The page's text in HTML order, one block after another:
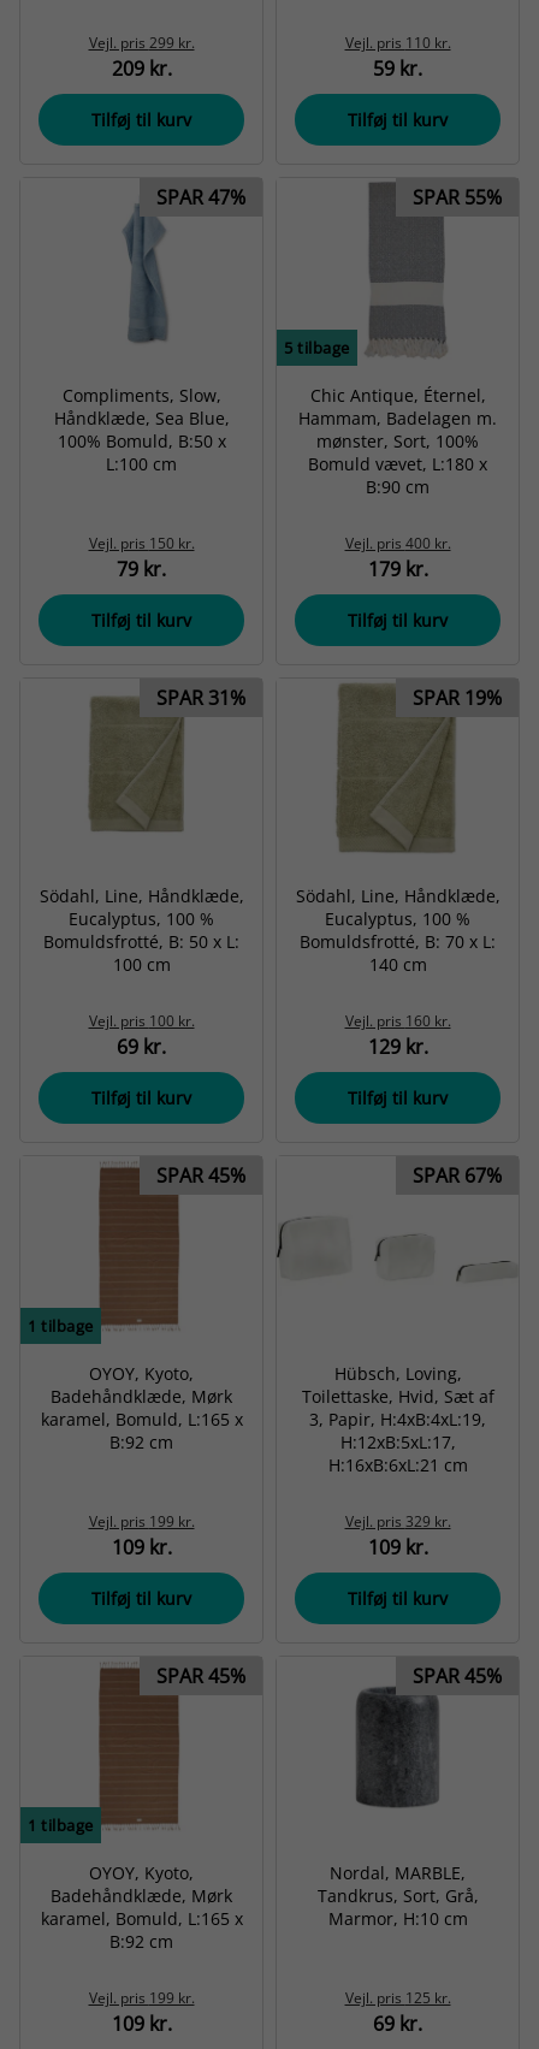
Vejl. pris 299 kr.
209 kr.
Tilføj til kurv
Vejl. pris 110 kr.
59 kr.
Tilføj til kurv
SPAR 47%
Compliments, Slow,
Håndklæde, Sea Blue,
100% Bomuld, B:50 x
L:100 cm
Vejl. pris 150 kr.
79 kr.
Tilføj til kurv
5 tilbage
SPAR 55%
Chic Antique, Éternel,
Hammam, Badelagen m.
mønster, Sort, 100%
Bomuld vævet, L:180 x
B:90 cm
Vejl. pris 400 kr.
179 kr.
Tilføj til kurv
SPAR 31%
Södahl, Line, Håndklæde,
Eucalyptus, 100 %
Bomuldsfrotté, B: 50 x L:
100 cm
Vejl. pris 100 kr.
69 kr.
Tilføj til kurv
SPAR 19%
Södahl, Line, Håndklæde,
Eucalyptus, 100 %
Bomuldsfrotté, B: 70 x L:
140 cm
Vejl. pris 160 kr.
129 kr.
Tilføj til kurv
1 tilbage
SPAR 45%
OYOY, Kyoto,
Badehåndklæde, Mørk
karamel, Bomuld, L:165 x
B:92 cm
Vejl. pris 199 kr.
109 kr.
Tilføj til kurv
SPAR 67%
Hübsch, Loving,
Toilettaske, Hvid, Sæt af
3, Papir, H:4xB:4xL:19,
H:12xB:5xL:17,
H:16xB:6xL:21 cm
Vejl. pris 329 kr.
109 kr.
Tilføj til kurv
1 tilbage
SPAR 45%
OYOY, Kyoto,
Badehåndklæde, Mørk
karamel, Bomuld, L:165 x
B:92 cm
Vejl. pris 199 kr.
109 kr.
SPAR 45%
Nordal, MARBLE,
Tandkrus, Sort, Grå,
Marmor, H:10 cm
Vejl. pris 125 kr.
69 kr.